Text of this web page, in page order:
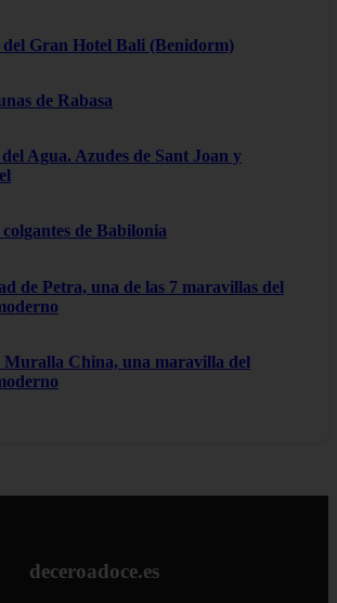
Gran Hotel Bali (Benidorm)
de Rabasa
Agua. Azudes de Sant Joan y
de Babilonia
de Petra, una de las 7 maravillas del
China, una maravilla del
deceroadoce.es